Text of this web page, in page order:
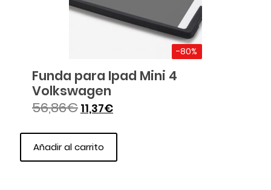
-80%
Funda para Ipad Mini 4
Volkswagen
56,86€ 11,37€
Añadir al carrito